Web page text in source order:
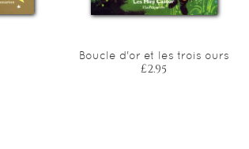
Boucle d'or et les trois ours
£2.95